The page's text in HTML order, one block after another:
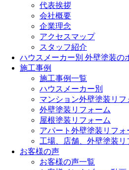
代表挨拶
会社概要
企業理念
アクセスマップ
スタッフ紹介
ハウスメーカー別 外壁塗装の
施工事例
施工事例一覧
ハウスメーカー別
マンション外壁塗装リフ
外壁塗装リフォーム
屋根塗装リフォーム
アパート外壁塗装リフォ
工場、店舗、外壁塗装リ
お客様の声
お客様の声一覧